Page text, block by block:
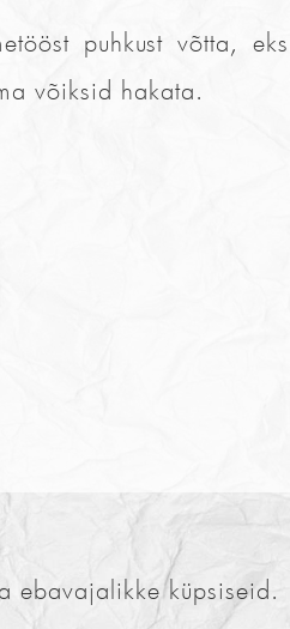
puhkust võtta, eks
võiksid hakata.
ebavajalikke küpsiseid.